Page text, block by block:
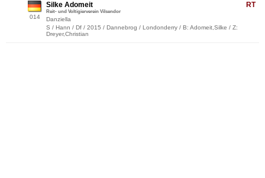
014
RT
Silke Adomeit
Reit- und Voltigierverein Vilsendor
Danziella
S / Hann / Df / 2015 / Dannebrog / Londonderry / B: Adomeit,Silke / Z:
Dreyer,Christian